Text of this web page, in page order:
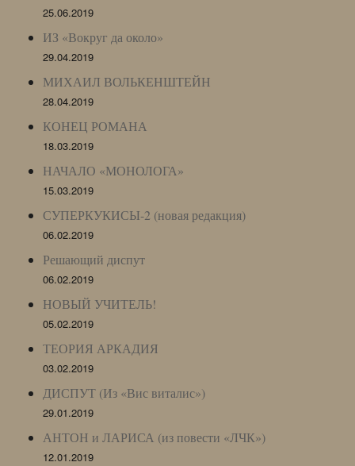
25.06.2019
ИЗ «Вокруг да около»
29.04.2019
МИХАИЛ ВОЛЬКЕНШТЕЙН
28.04.2019
КОНЕЦ РОМАНА
18.03.2019
НАЧАЛО «МОНОЛОГА»
15.03.2019
СУПЕРКУКИСЫ-2 (новая редакция)
06.02.2019
Решающий диспут
06.02.2019
НОВЫЙ УЧИТЕЛЬ!
05.02.2019
ТЕОРИЯ АРКАДИЯ
03.02.2019
ДИСПУТ (Из «Вис виталис»)
29.01.2019
АНТОН и ЛАРИСА (из повести «ЛЧК»)
12.01.2019